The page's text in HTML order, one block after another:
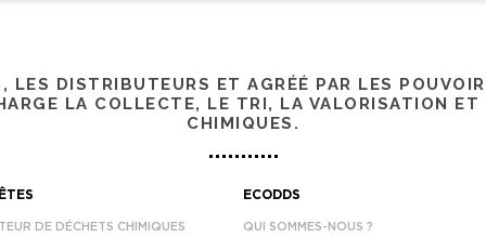
LES DISTRIBUTEURS ET AGRÉÉ PAR LES
LA COLLECTE, LE TRI, LA VALORISATION ET
CHIMIQUES.
DE DÉCHETS CHIMIQUES
ECODDS
QUI SOMMES-NOUS ?